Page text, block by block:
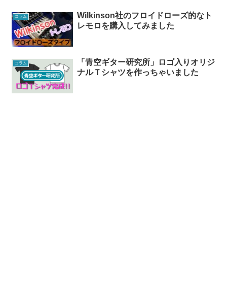
コラム
Wilkinson社のフロイドローズ的なト
レモロを購入してみました
コラム
「青空ギター研究所」ロゴ入りオリジ
ナルＴシャツを作っちゃいました